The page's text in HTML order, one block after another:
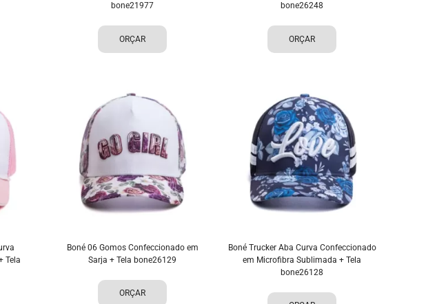
bone21977
ORÇAR
bone26248
ORÇAR
Tela
Boné 06 Gomos Confeccionado em
Sarja + Tela bone26129
ORÇAR
Boné Trucker Aba Curva Confeccionado
em Microfibra Sublimada + Tela
bone26128